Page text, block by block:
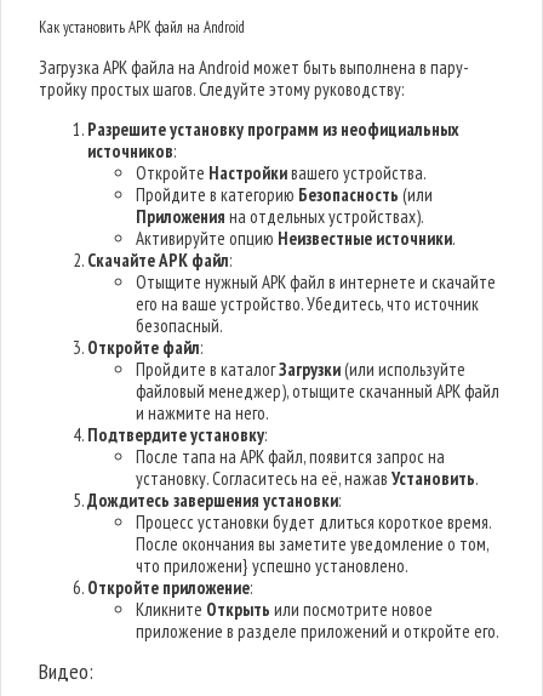
Как установить APK файл на Android
Загрузка APK файла на Android может быть выполнена в пару-
тройку простых шагов. Следуйте этому руководству:
Разрешите установку программ из неофициальных
источников:
Откройте Настройкивашего устройства.
Пройдите в категорию Безопасность (или
Приложения на отдельных устройствах).
Активируйте опцию Неизвестные источники.
Скачайте APK файл:
Отыщите нужный APK файл в интернете и скачайте
его на ваше устройство. Убедитесь, что источник
безопасный.
Откройте файл:
Пройдите в каталогЗагрузки(или используйте
файловый менеджер), отыщите скачанный APK файл
и нажмите на него.
Подтвердите установку:
После тапа на APK файл, появится запрос на
установку. Согласитесь на её, нажавУстановить.
Дождитесь завершения установки:
Процесс установки будет длиться короткое время.
После окончания вы заметите уведомление о том,
что приложени} успешно установлено.
Откройте приложение:
Кликните Открыть или посмотрите новое
приложение в разделе приложений и откройте его.
Видео: